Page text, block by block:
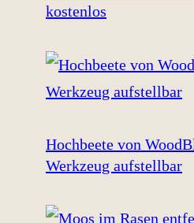
kostenlos
Hochbeete von
Werkzeug aufstellbar